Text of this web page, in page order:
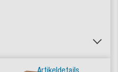
Artikeldetails